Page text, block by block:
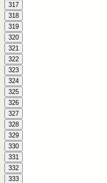
317
318
319
320
321
322
323
324
325
326
327
328
329
330
331
332
333